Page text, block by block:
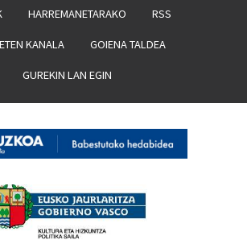
HARREMANETARAKO RSS
KANALA GOIENA TALDEA
GUREKIN LAN EGIN